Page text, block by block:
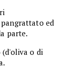
ed
parte.
(d'oliva o di